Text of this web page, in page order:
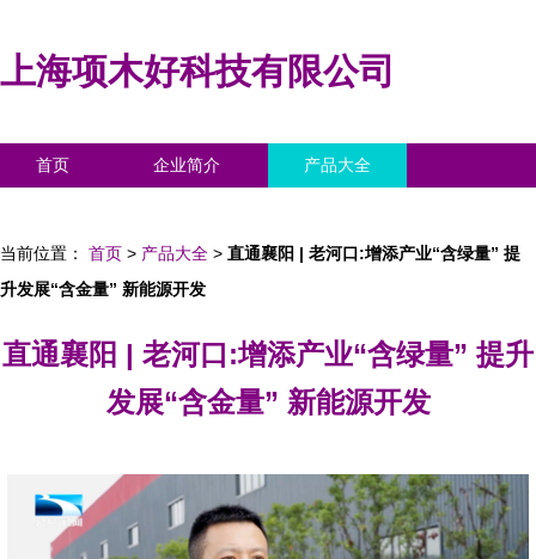
上海项木好科技有限公司
首页 企业简介 产品大全
当前位置： 首页 > 产品大全 > 直通襄阳 | 老河口:增添产业“含绿量” 提
升发展“含金量” 新能源开发
直通襄阳 | 老河口:增添产业“含绿量” 提升
发展“含金量” 新能源开发